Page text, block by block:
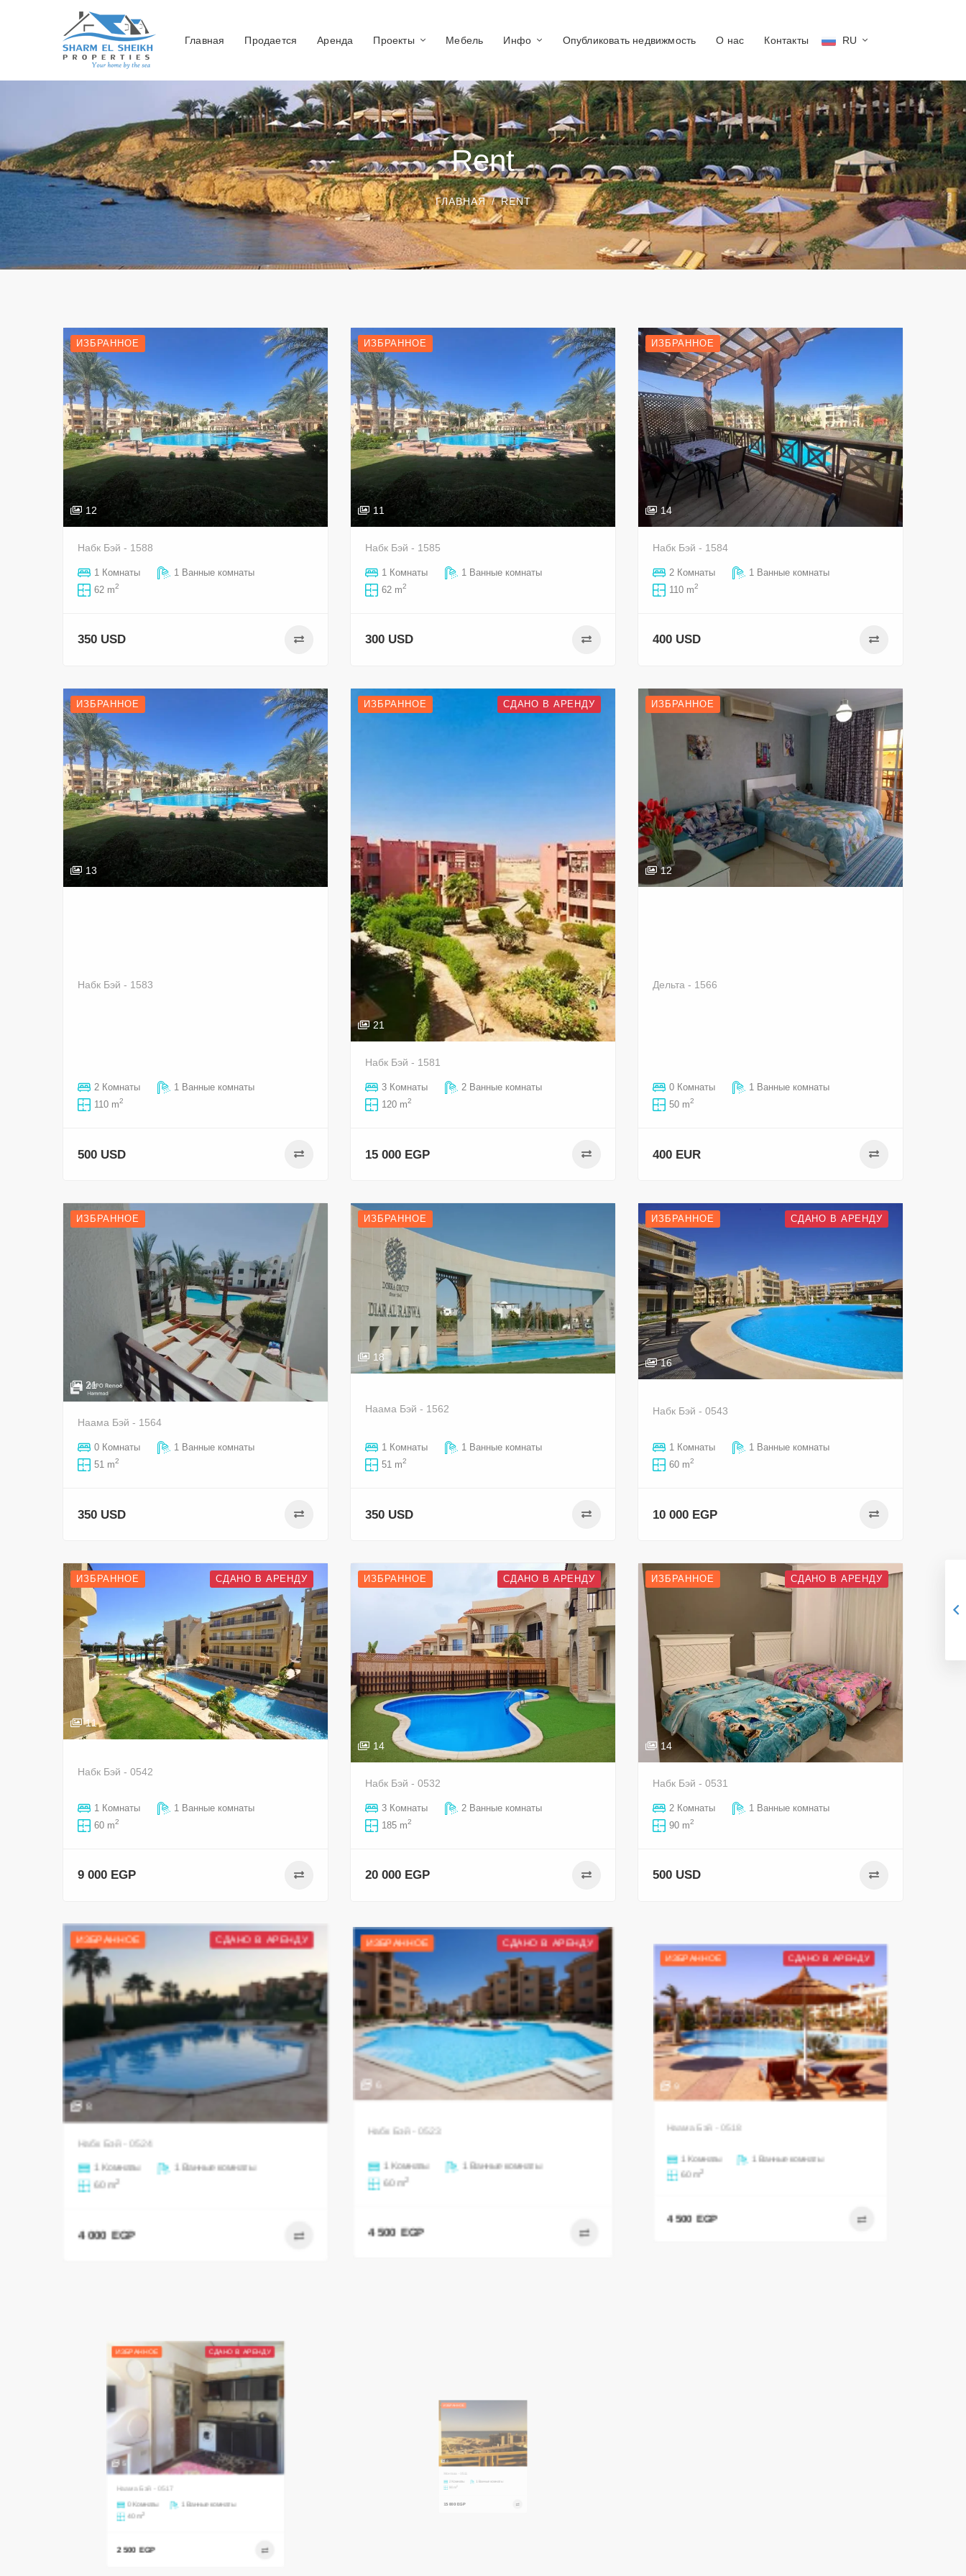
Главная Продается Аренда Проекты Мебель Инфо Опубликовать недвижмость О нас Контакты RU
Rent
ГЛАВНАЯ RENT
ИЗБРАННОЕ
12
Набк Бэй - 1588
1 Комнаты
1 Ванные комнаты
62 m2
350 USD
ИЗБРАННОЕ
11
Набк Бэй - 1585
1 Комнаты
1 Ванные комнаты
62 m2
300 USD
ИЗБРАННОЕ
14
Набк Бэй - 1584
2 Комнаты
1 Ванные комнаты
110 m2
400 USD
ИЗБРАННОЕ
13
Набк Бэй - 1583
2 Комнаты
1 Ванные комнаты
110 m2
500 USD
ИЗБРАННОЕ СДАНО В АРЕНДУ
21
Набк Бэй - 1581
3 Комнаты
2 Ванные комнаты
120 m2
15 000 EGP
ИЗБРАННОЕ
12
Дельта - 1566
0 Комнаты
1 Ванные комнаты
50 m2
400 EUR
ИЗБРАННОЕ
21
Наама Бэй - 1564
0 Комнаты
1 Ванные комнаты
51 m2
350 USD
ИЗБРАННОЕ
18
Наама Бэй - 1562
1 Комнаты
1 Ванные комнаты
51 m2
350 USD
ИЗБРАННОЕ СДАНО В АРЕНДУ
16
Набк Бэй - 0543
1 Комнаты
1 Ванные комнаты
60 m2
10 000 EGP
ИЗБРАННОЕ СДАНО В АРЕНДУ
11
Набк Бэй - 0542
1 Комнаты
1 Ванные комнаты
60 m2
9 000 EGP
ИЗБРАННОЕ СДАНО В АРЕНДУ
14
Набк Бэй - 0532
3 Комнаты
2 Ванные комнаты
185 m2
20 000 EGP
ИЗБРАННОЕ СДАНО В АРЕНДУ
14
Набк Бэй - 0531
2 Комнаты
1 Ванные комнаты
90 m2
500 USD
ИЗБРАННОЕ СДАНО В АРЕНДУ
8
Набк Бэй - 0524
1 Комнаты
1 Ванные комнаты
60 m2
4 000 EGP
ИЗБРАННОЕ СДАНО В АРЕНДУ
6
Набк Бэй - 0523
1 Комнаты
1 Ванные комнаты
60 m2
4 500 EGP
9
Наама Бэй - 0518
1 Комнаты
Наама Бэй - 0517